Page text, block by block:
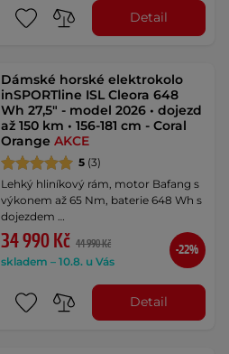
Detail
Dámské horské elektrokolo
inSPORTline ISL Cleora 648
Wh 27,5" - model 2026 • dojezd
až 150 km • 156-181 cm - Coral
OrangeAKCE
5 (3)
Lehký hliníkový rám, motor Bafang s
výkonem až 65 Nm, baterie 648 Wh s
dojezdem …
34 990 Kč 44 990 Kč
skladem – 10.8. u Vás
-22%
Detail